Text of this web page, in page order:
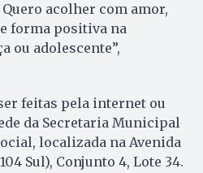
acolher com amor,
forma positiva na
ou adolescente”,
feitas pela internet ou
da Secretaria Municipal
localizada na Avenida
Sul), Conjunto 4, Lote 34.